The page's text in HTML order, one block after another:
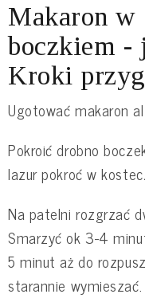
Makaron w
boczkiem -
Kroki
Ugotować makaron
Pokroić drobno
lazur pokroć w
Na patelni rozgrzać
Smarzyć ok 3-4
5 minut aż do
starannie wymieszać.